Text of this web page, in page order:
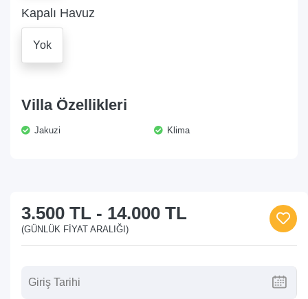
Kapalı Havuz
Yok
Villa Özellikleri
Jakuzi Klima
3.500 TL - 14.000 TL
(GÜNLÜK FIYAT ARALIĞI)